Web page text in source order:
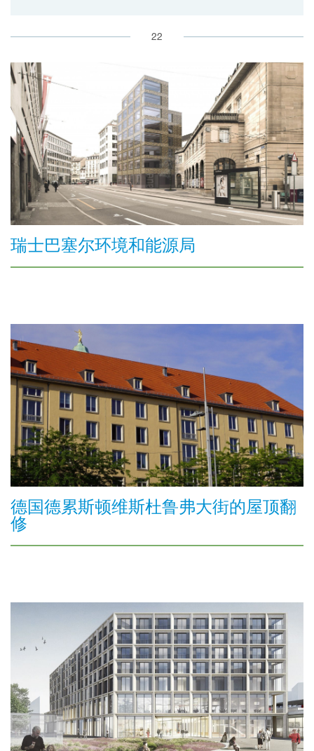
22
瑞士巴塞尔环境和能源局
德国德累斯顿维斯杜鲁弗大街的屋顶翻
修